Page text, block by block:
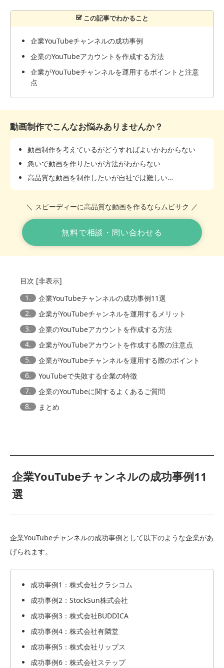
企業YouTubeチャンネルの成功事例
企業のYouTubeアカウントを作成する方法
企業がYouTubeチャンネルを運用するポイントと注意
点
動画制作でこんなお悩みありませんか？
動画制作を考えているがどうすればよいかわからない
急いで動画を作りたいが方法がわからない
高品質な動画を制作したいが自社では難しい…
＼ スピーディーに高品質な動画を作るならムビサク ／
無料で相談・問い合わせる
目次 [非表示]
1.
企業YouTubeチャンネルの成功事例11選
2.
企業がYouTubeチャンネルを運用するメリット
3.
企業のYouTubeアカウントを作成する方法
4.
企業がYouTubeアカウントを作成する際の注意点
5.
企業がYouTubeチャンネルを運用する際のポイント
6.
YouTubeで失敗する企業の特徴
7.
企業のYouTubeに関するよくあるご質問
8.
まとめ
企業YouTubeチャンネルの成功事例11
選
企業YouTubeチャンネルの成功事例として以下のような企業があ
げられます。
成功事例1：株式会社クラシコム
成功事例2：StockSun株式会社
成功事例3：株式会社BUDDICA
成功事例4：株式会社有隣堂
成功事例5：株式会社リップス
成功事例6：株式会社ステップ